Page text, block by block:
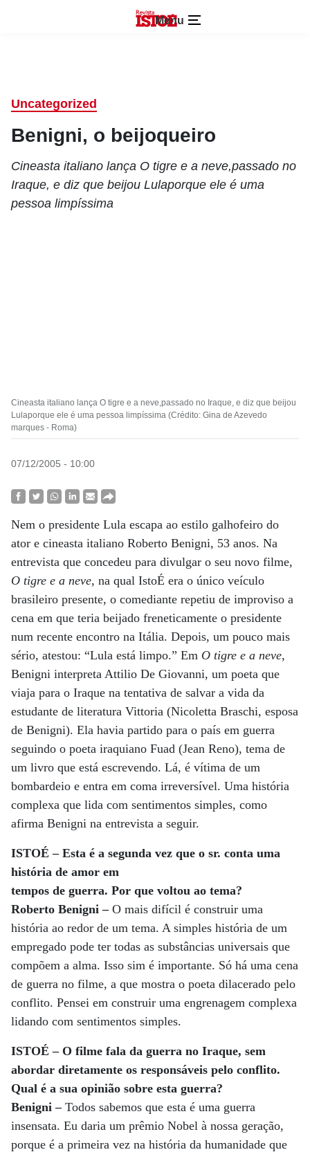
Menu
Uncategorized
Benigni, o beijoqueiro
Cineasta italiano lança O tigre e a neve,passado no
Iraque, e diz que beijou Lulaporque ele é uma
pessoa limpíssima
Cineasta italiano lança O tigre e a neve,passado no Iraque, e diz que beijou
Lulaporque ele é uma pessoa limpíssima (Crédito: Gina de Azevedo
marques - Roma)
07/12/2005 - 10:00
Nem o presidente Lula escapa ao estilo galhofeiro do
ator e cineasta italiano Roberto Benigni, 53 anos. Na
entrevista que concedeu para divulgar o seu novo filme,
O tigre e a neve, na qual IstoÉ era o único veículo
brasileiro presente, o comediante repetiu de improviso a
cena em que teria beijado freneticamente o presidente
num recente encontro na Itália. Depois, um pouco mais
sério, atestou: “Lula está limpo.” Em O tigre e a neve,
Benigni interpreta Attilio De Giovanni, um poeta que
viaja para o Iraque na tentativa de salvar a vida da
estudante de literatura Vittoria (Nicoletta Braschi, esposa
de Benigni). Ela havia partido para o país em guerra
seguindo o poeta iraquiano Fuad (Jean Reno), tema de
um livro que está escrevendo. Lá, é vítima de um
bombardeio e entra em coma irreversível. Uma história
complexa que lida com sentimentos simples, como
afirma Benigni na entrevista a seguir.
ISTOÉ – Esta é a segunda vez que o sr. conta uma
história de amor em
tempos de guerra. Por que voltou ao tema?
Roberto Benigni –O mais difícil é construir uma
história ao redor de um tema. A simples história de um
empregado pode ter todas as substâncias universais que
compõem a alma. Isso sim é importante. Só há uma cena
de guerra no filme, a que mostra o poeta dilacerado pelo
conflito. Pensei em construir uma engrenagem complexa
lidando com sentimentos simples.
ISTOÉ – O filme fala da guerra no Iraque, sem
abordar diretamente os responsáveis pelo conflito.
Qual é a sua opinião sobre esta guerra?
Benigni –Todos sabemos que esta é uma guerra
insensata. Eu daria um prêmio Nobel à nossa geração,
porque é a primeira vez na história da humanidade que